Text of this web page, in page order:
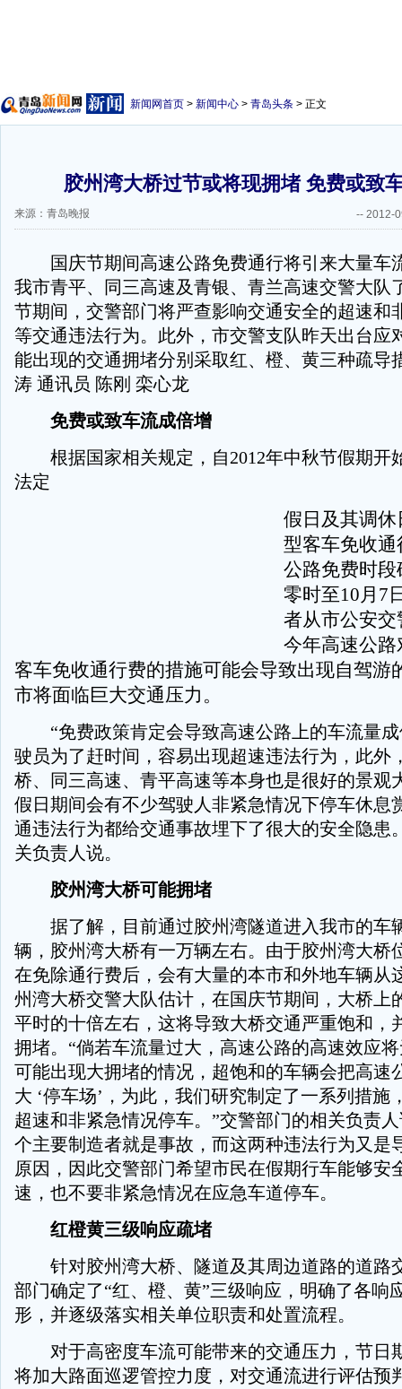
新闻网首页 > 新闻中心 > 青岛头条 > 正文
胶州湾大桥过节或将现拥堵 免费或致
来源：青岛晚报 -- 2012-
国庆节期间高速公路免费通行将引来大量车
我市青平、同三高速及青银、青兰高速交警大队
节期间，交警部门将严查影响交通安全的超速和
等交通违法行为。此外，市交警支队昨天出台应
能出现的交通拥堵分别采取红、橙、黄三种疏导
涛 通讯员 陈刚 栾心龙
免费或致车流成倍增
根据国家相关规定，自2012年中秋节假期开
法定
假日及其调
型客车免收
公路免费时段
零时至10月7
者从市公安
今年高速公
客车免收通行费的措施可能会导致出现自驾游
市将面临巨大交通压力。
“免费政策肯定会导致高速公路上的车流量成
驶员为了赶时间，容易出现超速违法行为，此外
桥、同三高速、青平高速等本身也是很好的景观
假日期间会有不少驾驶人非紧急情况下停车休息
通违法行为都给交通事故埋下了很大的安全隐患
关负责人说。
胶州湾大桥可能拥堵
据了解，目前通过胶州湾隧道进入我市的车
辆，胶州湾大桥有一万辆左右。由于胶州湾大桥
在免除通行费后，会有大量的本市和外地车辆从
州湾大桥交警大队估计，在国庆节期间，大桥上
平时的十倍左右，这将导致大桥交通严重饱和，
拥堵。“倘若车流量过大，高速公路的高速效应
可能出现大拥堵的情况，超饱和的车辆会把高速
大 ‘停车场’，为此，我们研究制定了一系列措施
超速和非紧急情况停车。”交警部门的相关负责
个主要制造者就是事故，而这两种违法行为又是
原因，因此交警部门希望市民在假期行车能够安
速，也不要非紧急情况在应急车道停车。
红橙黄三级响应疏堵
针对胶州湾大桥、隧道及其周边道路的道路
部门确定了“红、橙、黄”三级响应，明确了各响
形，并逐级落实相关单位职责和处置流程。
对于高密度车流可能带来的交通压力，节日
将加大路面巡逻管控力度，对交通流进行评估预